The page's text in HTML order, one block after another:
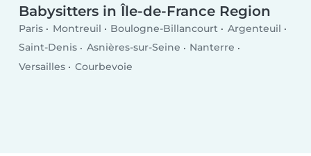
Babysitters in Île-de-France Region
Paris Montreuil Boulogne-Billancourt
Argenteuil
Saint-Denis
Asnières-sur-Seine
Nanterre
Versailles
Courbevoie